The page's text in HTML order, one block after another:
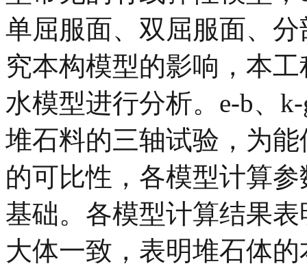
单屈服面、双屈服面、
究本构模型的影响，本
水模型进行分析。e-b、
堆石料的三轴试验，为
的可比性，各模型计算
基础。各模型计算结果
大体一致，表明堆石体